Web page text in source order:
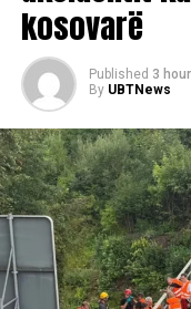
kosovarë
Published 3
By UBTNews